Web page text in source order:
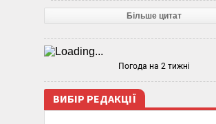
Більше цитат
Погода на 2 тижні
ВИБІР РЕДАКЦІЇ